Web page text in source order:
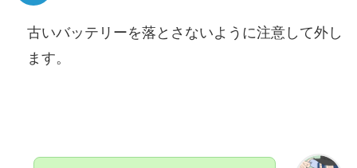
古いバッテリーを落とさないように注意して外し
ます。